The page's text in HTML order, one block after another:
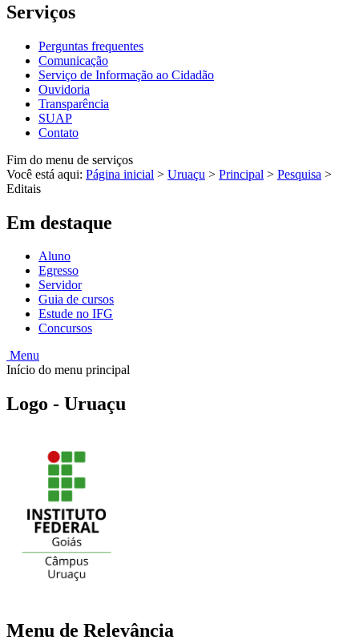
Serviços
Perguntas frequentes
Comunicação
Serviço de Informação ao Cidadão
Ouvidoria
Transparência
SUAP
Contato
Fim do menu de serviços
Você está aqui: Página inicial > Uruaçu > Principal > Pesquisa >
Editais
Em destaque
Aluno
Egresso
Servidor
Guia de cursos
Estude no IFG
Concursos
Menu
Início do menu principal
Logo - Uruaçu
Menu de Relevância